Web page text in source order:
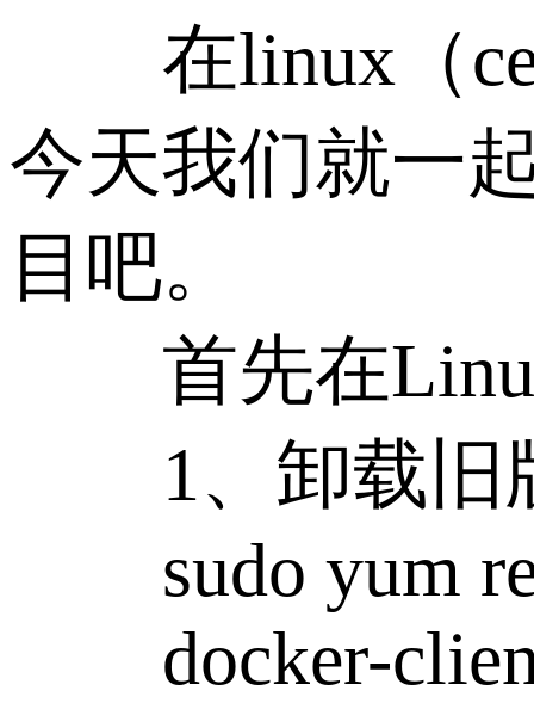
在linux（
今天我们就一
目吧。
首先在Linux
1、卸载旧
sudo yum
docker-